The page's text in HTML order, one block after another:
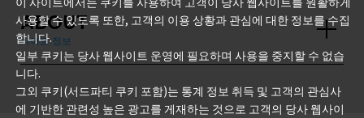
ABOUT
사이트 정보
사용할 수 있도록 또한, 고객의 이용 상황과 관심에 대한 정보를 수집
합니다.
일부 쿠키는 당사 웹사이트 운영에 필요하며 사용을 중지할 수 없습
니다.
그외 쿠키(서드파티 쿠키 포함)는 통계 정보 취득 및 고객의 관심사
에 기반한 관련성 높은 광고를 게재하는 것으로 고객의 당사 웹사이